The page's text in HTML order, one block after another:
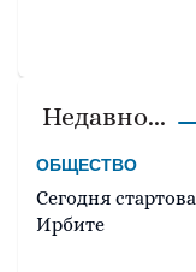
Недавно...
ОБЩЕСТВО
Сегодня
Ирбите